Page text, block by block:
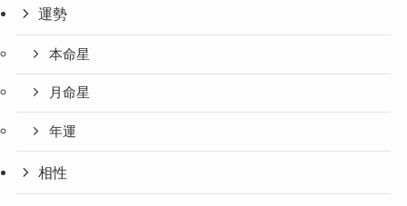
運勢
本命星
月命星
年運
相性